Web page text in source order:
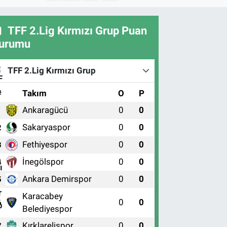
TFF 2.Lig Kırmızı Grup Puan
TFF 2.Lig Kırmızı Grup
Takım O P
Ankaragücü 0 0
Sakaryaspor 0 0
Fethiyespor 0 0
İnegölspor 0 0
Ankara Demirspor 0 0
Karacabey
Belediyespor
0 0